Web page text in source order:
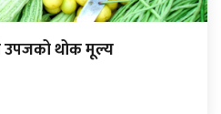
थोक मूल्य